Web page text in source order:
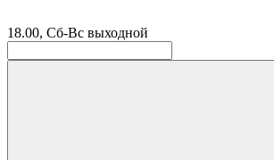
18.00, Сб-Вс выходной